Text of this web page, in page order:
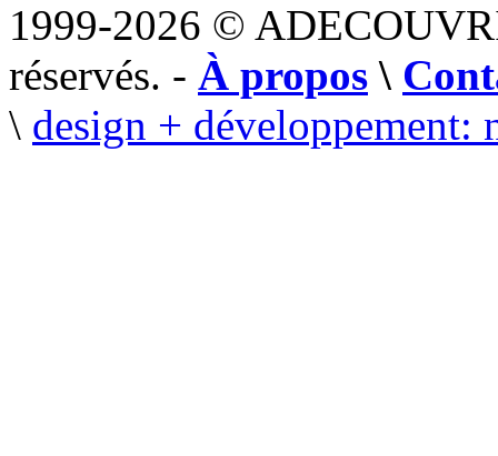
1999-2026 ©
réservés. - À propos \
\ design + développement: